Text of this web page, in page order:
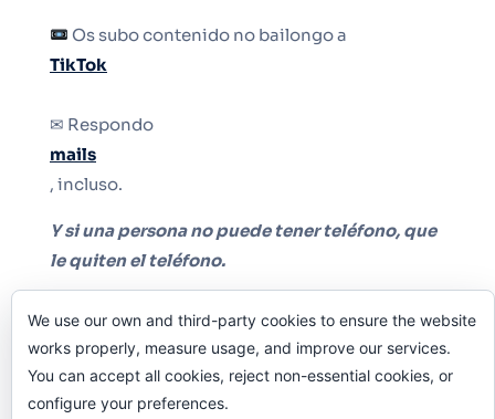
Os subo contenido no bailongo a
TikTok
✉ Respondo
mails
, incluso.
Y si una persona no puede tener teléfono, que
le quiten el teléfono.
We use our own and third-party cookies to ensure the website
works properly, measure usage, and improve our services.
You can accept all cookies, reject non-essential cookies, or
configure your preferences.